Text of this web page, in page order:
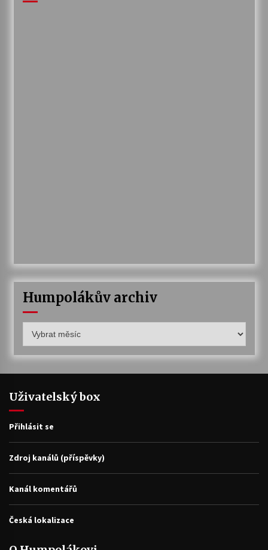
Humpolákův archiv
archiv
Uživatelský box
Přihlásit se
Zdroj kanálů (příspěvky)
Kanál komentářů
Česká lokalizace